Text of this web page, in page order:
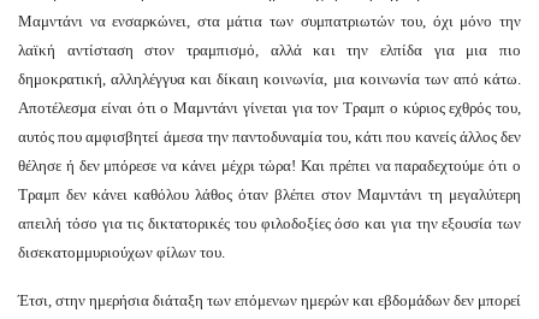
Μαμντάνι να ενσαρκώνει, στα μάτια των συμπατριωτών του, όχι μόνο την
λαϊκή αντίσταση στον τραμπισμό, αλλά και την ελπίδα για μια πιο
δημοκρατική, αλληλέγγυα και δίκαιη κοινωνία, μια κοινωνία των από κάτω.
Αποτέλεσμα είναι ότι ο Μαμντάνι γίνεται για τον Τραμπ ο κύριος εχθρός του,
αυτός που αμφισβητεί άμεσα την παντοδυναμία του, κάτι που κανείς άλλος δεν
θέλησε ή δεν μπόρεσε να κάνει μέχρι τώρα! Και πρέπει να παραδεχτούμε ότι ο
Τραμπ δεν κάνει καθόλου λάθος όταν βλέπει στον Μαμντάνι τη μεγαλύτερη
απειλή τόσο για τις δικτατορικές του φιλοδοξίες όσο και για την εξουσία των
δισεκατομμυριούχων φίλων του.
Έτσι, στην ημερήσια διάταξη των επόμενων ημερών και εβδομάδων δεν μπορεί